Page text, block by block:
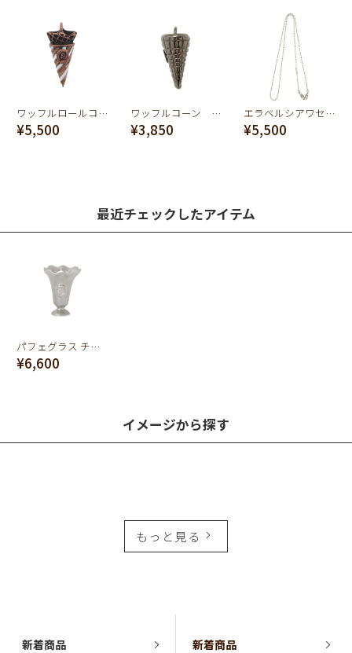
ワッフルロールコーン チャーム(ブラウン)
¥5,500
ワッフルコーン チャーム(ブラック)
¥3,850
エラベルシアワセ ボールチェーン ネックレス(60cm)
¥5,500
最近チェックしたアイテム
パフェグラス チャーム（マットシルバー）
¥6,600
イメージから探す
もっと見る
新着商品 新着商品